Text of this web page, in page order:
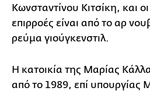
Κωνσταντίνου Κιτσίκη, και
επιρροές είναι από το αρ
ρεύμα γιούγκενστιλ.
Η κατoικία της Μαρίας
από το 1989, επί υπουργίας